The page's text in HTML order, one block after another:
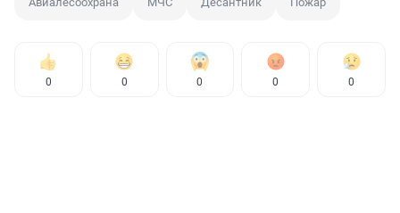
0 0 0 0 0